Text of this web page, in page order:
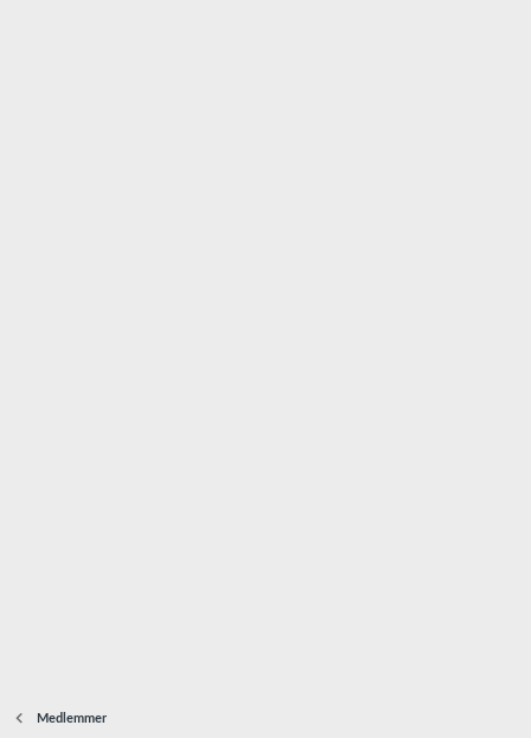
Medlemmer